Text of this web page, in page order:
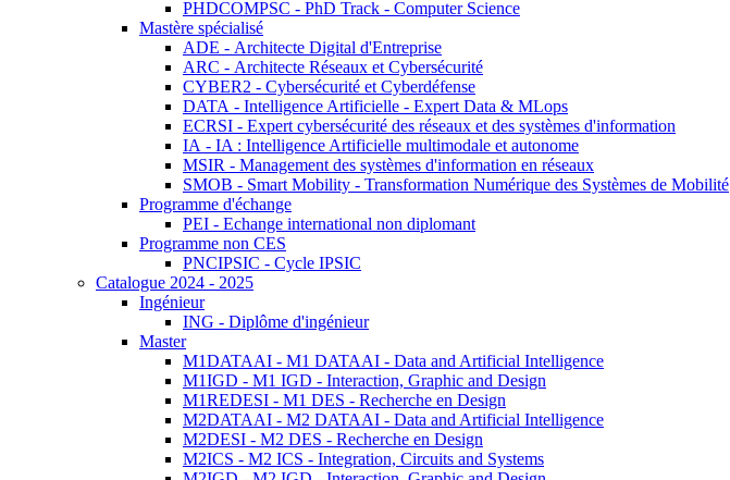
PHDCOMPSC - PhD Track - Computer Science
Mastère spécialisé
ADE - Architecte Digital d'Entreprise
ARC - Architecte Réseaux et Cybersécurité
CYBER2 - Cybersécurité et Cyberdéfense
DATA - Intelligence Artificielle - Expert Data & MLops
ECRSI - Expert cybersécurité des réseaux et des systèmes d'information
IA - IA : Intelligence Artificielle multimodale et autonome
MSIR - Management des systèmes d'information en réseaux
SMOB - Smart Mobility - Transformation Numérique des Systèmes de Mobilité
Programme d'échange
PEI - Echange international non diplomant
Programme non CES
PNCIPSIC - Cycle IPSIC
Catalogue 2024 - 2025
Ingénieur
ING - Diplôme d'ingénieur
Master
M1DATAAI - M1 DATAAI - Data and Artificial Intelligence
M1IGD - M1 IGD - Interaction, Graphic and Design
M1REDESI - M1 DES - Recherche en Design
M2DATAAI - M2 DATAAI - Data and Artificial Intelligence
M2DESI - M2 DES - Recherche en Design
M2ICS - M2 ICS - Integration, Circuits and Systems